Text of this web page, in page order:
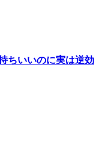
ちいいのに実は逆効